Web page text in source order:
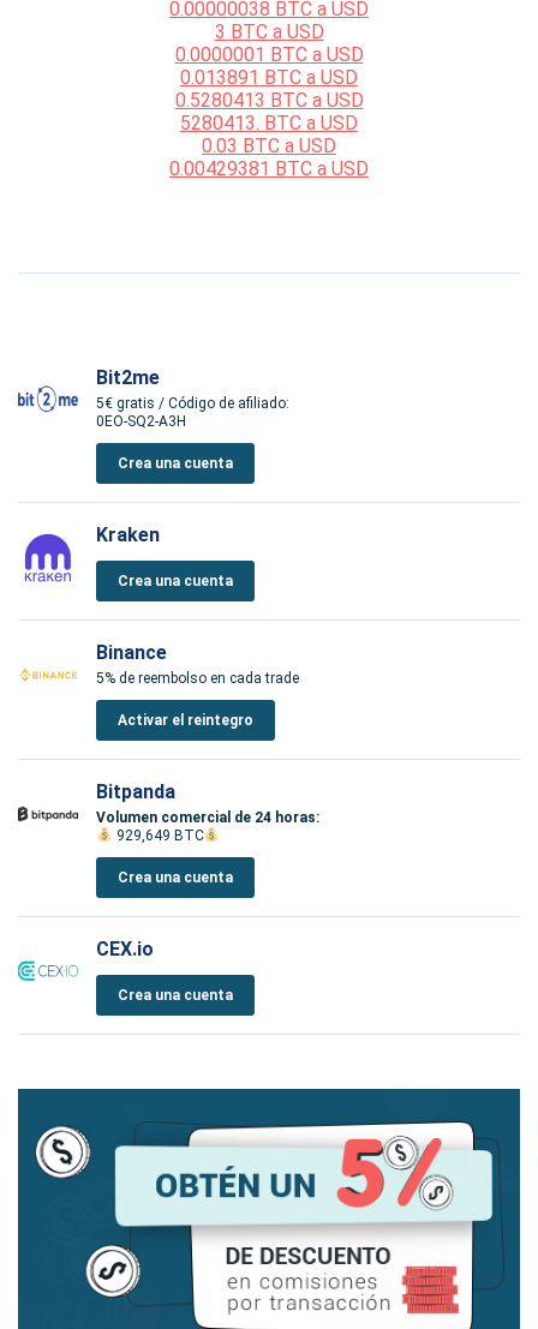
0.00000038 BTC a USD
3 BTC a USD
0.0000001 BTC a USD
0.013891 BTC a USD
0.5280413 BTC a USD
5280413. BTC a USD
0.03 BTC a USD
0.00429381 BTC a USD
Bit2me
5€ gratis / Código de afiliado:
0EO-SQ2-A3H
Crea una cuenta
Kraken
Crea una cuenta
Binance
5% de reembolso en cada trade
Activar el reintegro
Bitpanda
Volumen comercial de 24 horas:
929,649 BTC
Crea una cuenta
CEX.io
Crea una cuenta